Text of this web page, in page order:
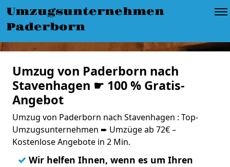
Umzugsunternehmen
Paderborn
Umzug von Paderborn nach
Stavenhagen ☛ 100 % Gratis-
Angebot
Umzug von Paderborn nach Stavenhagen : Top-
Umzugsunternehmen ➨ Umzüge ab 72€ –
Kostenlose Angebote in 2 Min.
✓ Wir helfen Ihnen, wenn es um Ihren